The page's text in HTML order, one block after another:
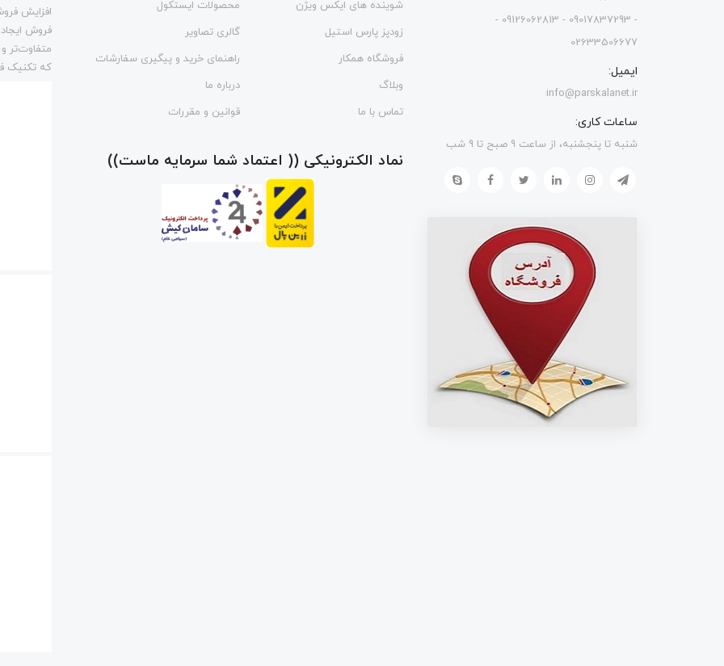
- 09017837293 - 09126062813 -
02633506677
ایمیل:
info@parskalanet.ir
ساعات کاری:
شنبه تا پنجشنبه، از ساعت 9 صبح تا 9 شب
شوینده های ایکس ویژن
محصولات ایستکول
زودپز پارس استیل
گالری تصاویر
فروشگاه همکار
راهنمای خرید و پیگیری سفارشات
وبلاگ
درباره ما
تماس با ما
قوانین و مقررات
نماد الکترونیکی (( اعتماد شما سرمایه ماست))
افزایش
فروش
متفاوت‌تر
که تکنیک